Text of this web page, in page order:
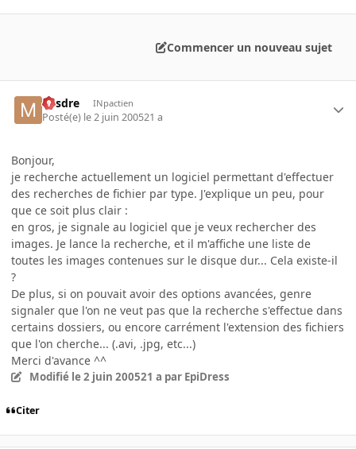
Commencer un nouveau sujet
Misdre INpactien
Posté(e) le 2 juin 200521 a
Bonjour,
je recherche actuellement un logiciel permettant d'effectuer
des recherches de fichier par type. J'explique un peu, pour
que ce soit plus clair :
en gros, je signale au logiciel que je veux rechercher des
images. Je lance la recherche, et il m'affiche une liste de
toutes les images contenues sur le disque dur... Cela existe-il
?
De plus, si on pouvait avoir des options avancées, genre
signaler que l'on ne veut pas que la recherche s'effectue dans
certains dossiers, ou encore carrément l'extension des fichiers
que l'on cherche... (.avi, .jpg, etc...)
Merci d'avance ^^
Modifié le 2 juin 200521 a par EpiDress
Citer